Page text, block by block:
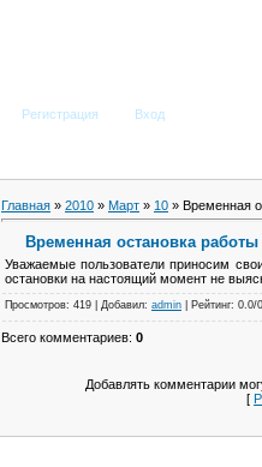
Регистрация Вход
Главная » 2010 » Март » 10 » Временная
Временная остановка работы
Уважаемые пользователи приносим
остановки на настоящий момент не
Просмотров: 419 | Добавил: admin | Рейтинг:
Всего комментариев: 0
Добавлять комментарии
[